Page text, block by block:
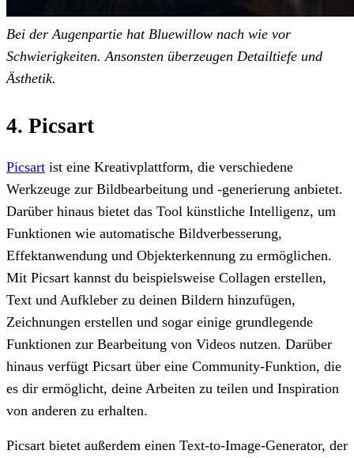
Bei der Augenpartie hat Bluewillow nach wie vor
Schwierigkeiten. Ansonsten überzeugen Detailtiefe und
Ästhetik.
4. Picsart
Picsart ist eine Kreativplattform, die verschiedene
Werkzeuge zur Bildbearbeitung und -generierung anbietet.
Darüber hinaus bietet das Tool künstliche Intelligenz, um
Funktionen wie automatische Bildverbesserung,
Effektanwendung und Objekterkennung zu ermöglichen.
Mit Picsart kannst du beispielsweise Collagen erstellen,
Text und Aufkleber zu deinen Bildern hinzufügen,
Zeichnungen erstellen und sogar einige grundlegende
Funktionen zur Bearbeitung von Videos nutzen. Darüber
hinaus verfügt Picsart über eine Community-Funktion, die
es dir ermöglicht, deine Arbeiten zu teilen und Inspiration
von anderen zu erhalten.
Picsart bietet außerdem einen Text-to-Image-Generator, der